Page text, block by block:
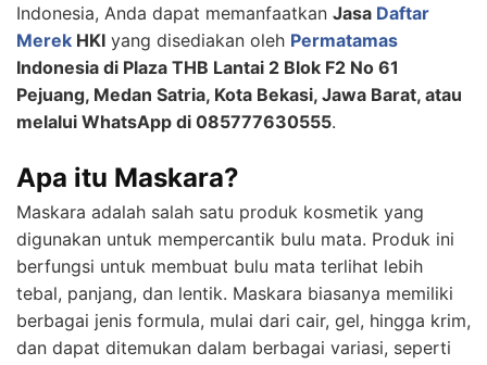
Indonesia, Anda dapat memanfaatkan Jasa Daftar
Merek HKI yang disediakan oleh Permatamas
Indonesia di Plaza THB Lantai 2 Blok F2 No 61
Pejuang, Medan Satria, Kota Bekasi, Jawa Barat, atau
melalui WhatsApp di 085777630555.
Apa itu Maskara?
Maskara adalah salah satu produk kosmetik yang
digunakan untuk mempercantik bulu mata. Produk ini
berfungsi untuk membuat bulu mata terlihat lebih
tebal, panjang, dan lentik. Maskara biasanya memiliki
berbagai jenis formula, mulai dari cair, gel, hingga krim,
dan dapat ditemukan dalam berbagai variasi, seperti